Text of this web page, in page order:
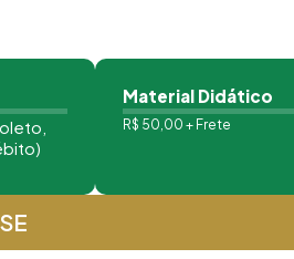
Material Didático
R$ 50,00 + Frete